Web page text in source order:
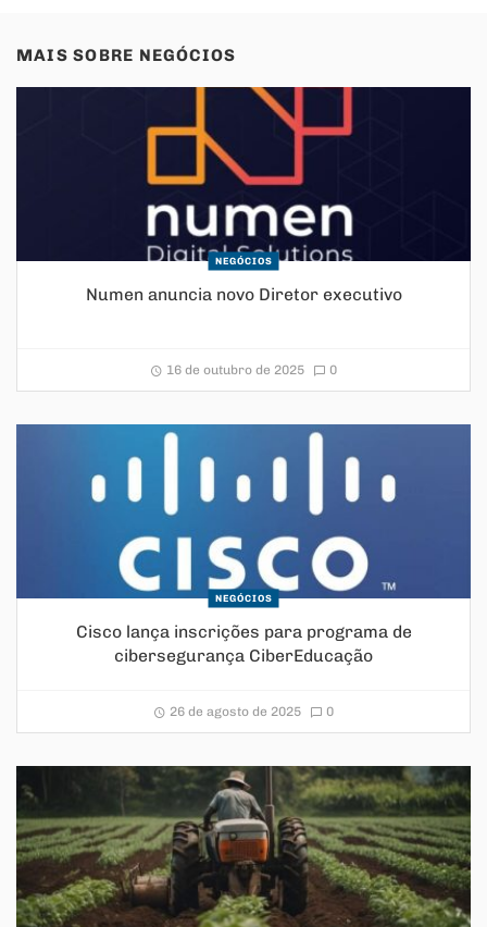
MAIS SOBRE NEGÓCIOS
NEGÓCIOS
Numen anuncia novo Diretor executivo
16 de outubro de 2025 0
NEGÓCIOS
Cisco lança inscrições para programa de
cibersegurança CiberEducação
26 de agosto de 2025 0